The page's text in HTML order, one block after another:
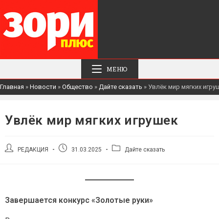
МЕНЮ
Главная » Новости » Общество » Дайте сказать » Увлёк мир мягких
Увлёк мир мягких игрушек
АвторРЕДАКЦИЯ
Запись31.03.2025
РубрикаДайте сказать
Завершается конкурс «Золотые руки»